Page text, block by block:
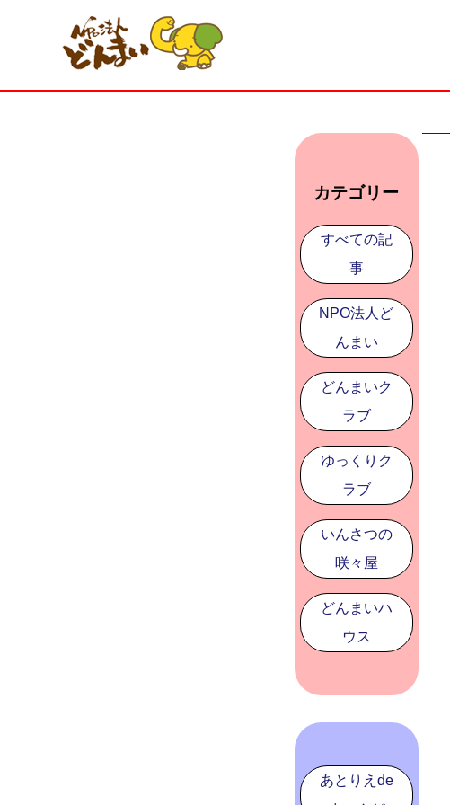
カテゴリー
すべての記
事
NPO法人ど
んまい
どんまいク
ラブ
ゆっくりク
ラブ
いんさつの
咲々屋
どんまいハ
ウス
あとりえde